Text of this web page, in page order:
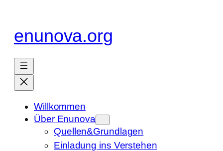
springen
enunova.org
Willkommen
Über Enunova
Quellen&Grundlagen
Einladung ins Verstehen